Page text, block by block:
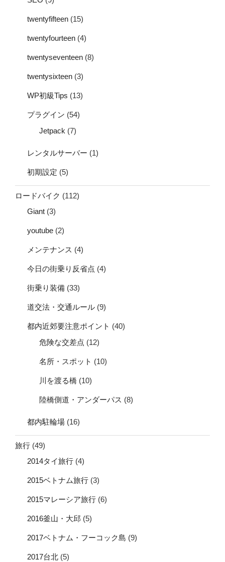
twentyfifteen (15)
twentyfourteen (4)
twentyseventeen (8)
twentysixteen (3)
WP初級Tips (13)
プラグイン (54)
Jetpack (7)
レンタルサーバー (1)
初期設定 (5)
ロードバイク (112)
Giant (3)
youtube (2)
メンテナンス (4)
今日の街乗り反省点 (4)
街乗り装備 (33)
道交法・交通ルール (9)
都内近郊要注意ポイント (40)
危険な交差点 (12)
名所・スポット (10)
川を渡る橋 (10)
陸橋側道・アンダーパス (8)
都内駐輪場 (16)
旅行 (49)
2014タイ旅行 (4)
2015ベトナム旅行 (3)
2015マレーシア旅行 (6)
2016釜山・大邱 (5)
2017ベトナム・フーコック島 (9)
2017台北 (5)